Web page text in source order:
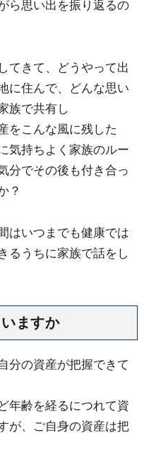
ら思い出を振り返るの
てきて、どうやって出
に住んで、どんな思い
族で共有し
をこんな風に残した
気持ちよく家族のルー
分でその後も付き合っ
？
はいつまでも健康では
るうちに家族で話をし
ますか
分の資産が把握できて
年齢を経るにつれて資
が、ご自身の資産は把